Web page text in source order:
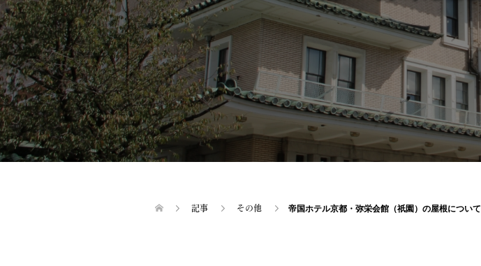
記事 その他 帝国ホテル京都・弥栄会館（祇園）の屋根について